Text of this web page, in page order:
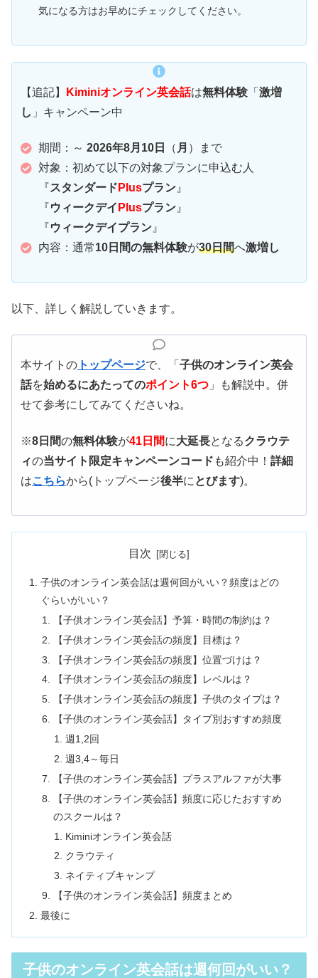
気になる方はお早めにチェックしてください。
【追記】 Kiminiオンライン英会話は無料体験 「 激増
し 」キャンペーン中
期間：～ 2026年8月10日 （ 月 ）まで
対象：初めて以下の対象プランに申込む人
『スタンダード Plusプラン 』
『ウィークデイ Plusプラン 』
『ウィークデイプラン 』
内容：通常10日間の無料体験が30日間へ激増し
以下、詳しく解説していきます。
本サイトの トップページで、「 子供のオンライン英会
話を始めるにあたってのポイント6つ 」も解説中。併
せて参考にしてみてくださいね。
※8日間の無料体験が41日間に大延長となるクラウテ
ィの当サイト限定キャンペーンコード も紹介中！ 詳細
はこちらから(トップページ後半に とびます)。
目次
子供のオンライン英会話は週何回がいい？頻度はどの
ぐらいがいい？
【子供オンライン英会話】予算・時間の制約は？
【子供オンライン英会話の頻度】目標は？
【子供オンライン英会話の頻度】位置づけは？
【子供オンライン英会話の頻度】レベルは？
【子供オンライン英会話の頻度】子供のタイプは？
【子供のオンライン英会話】タイプ別おすすめ頻度
週1,2回
週3,4～毎日
【子供のオンライン英会話】プラスアルファが大事
【子供のオンライン英会話】頻度に応じたおすすめ
のスクールは？
Kiminiオンライン英会話
クラウティ
ネイティブキャンプ
【子供のオンライン英会話】頻度まとめ
最後に
子供のオンライン英会話は週何回がいい？